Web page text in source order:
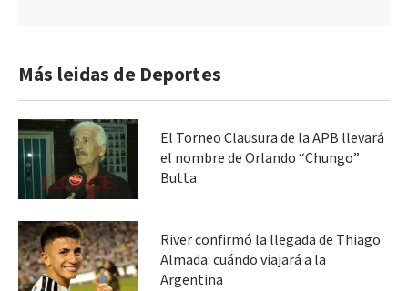
Más leidas de Deportes
El Torneo Clausura de la APB llevará
el nombre de Orlando “Chungo”
Butta
River confirmó la llegada de Thiago
Almada: cuándo viajará a la
Argentina